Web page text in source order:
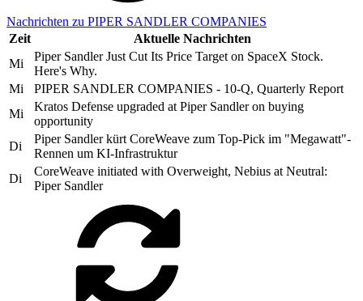
Nachrichten zu PIPER SANDLER COMPANIES
Zeit
Aktuelle Nachrichten
Mi
Piper Sandler Just Cut Its Price Target on SpaceX Stock.
Here's Why.
Mi
PIPER SANDLER COMPANIES - 10-Q, Quarterly Report
Mi
Kratos Defense upgraded at Piper Sandler on buying
opportunity
Di
Piper Sandler kürt CoreWeave zum Top-Pick im "Megawatt"-
Rennen um KI-Infrastruktur
Di
CoreWeave initiated with Overweight, Nebius at Neutral:
Piper Sandler